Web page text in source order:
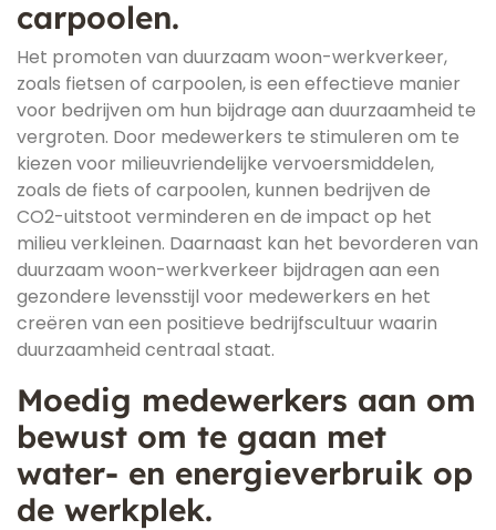
carpoolen.
Het promoten van duurzaam woon-werkverkeer,
zoals fietsen of carpoolen, is een effectieve manier
voor bedrijven om hun bijdrage aan duurzaamheid te
vergroten. Door medewerkers te stimuleren om te
kiezen voor milieuvriendelijke vervoersmiddelen,
zoals de fiets of carpoolen, kunnen bedrijven de
CO2-uitstoot verminderen en de impact op het
milieu verkleinen. Daarnaast kan het bevorderen van
duurzaam woon-werkverkeer bijdragen aan een
gezondere levensstijl voor medewerkers en het
creëren van een positieve bedrijfscultuur waarin
duurzaamheid centraal staat.
Moedig medewerkers aan om
bewust om te gaan met
water- en energieverbruik op
de werkplek.